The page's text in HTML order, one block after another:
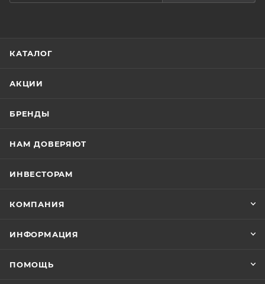
тормозят процессы старения кожи, снижают
КАТАЛОГ
АКЦИИ
БРЕНДЫ
НАМ ДОВЕРЯЮТ
ИНВЕСТОРАМ
КОМПАНИЯ
ИНФОРМАЦИЯ
ПОМОЩЬ